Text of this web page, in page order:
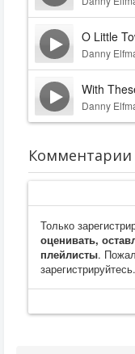
O Little
Danny
With
Danny
Комментарии
Только
оценивать,
плейлисты.
зарегистрируйтесь.